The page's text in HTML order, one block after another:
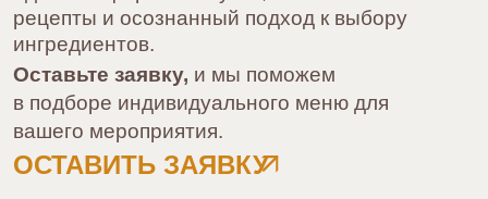
МЕРОПРИЯТИЯ